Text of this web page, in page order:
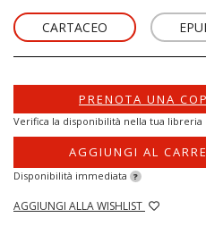
CARTACEO
PRENOTA UNA
Verifica la disponibilità nella tua libreria
AGGIUNGI AL
Disponibilità immediata ?
AGGIUNGI ALLA WISHLIST